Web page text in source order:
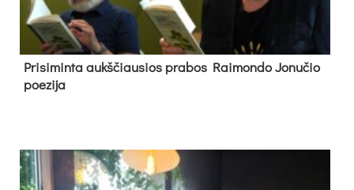
Pri­si­min­ta aukš­čiau­sios pra­bos Rai­mon­do Jo­nu­čio
poe­zi­ja